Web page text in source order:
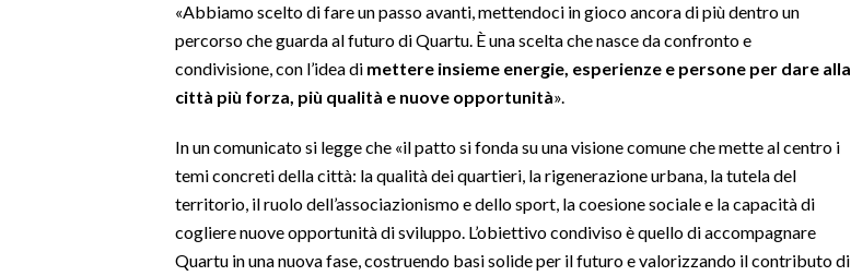
«Abbiamo scelto di fare un passo avanti, mettendoci in gioco ancora di più dentro un
percorso che guarda al futuro di Quartu. È una scelta che nasce da confronto e
condivisione, con l’idea di mettere insieme energie, esperienze e persone per dare alla
città più forza, più qualità e nuove opportunità».
In un comunicato si legge che «il patto si fonda su una visione comune che mette al centro i
temi concreti della città: la qualità dei quartieri, la rigenerazione urbana, la tutela del
territorio, il ruolo dell’associazionismo e dello sport, la coesione sociale e la capacità di
cogliere nuove opportunità di sviluppo. L’obiettivo condiviso è quello di accompagnare
Quartu in una nuova fase, costruendo basi solide per il futuro e valorizzando il contributo di